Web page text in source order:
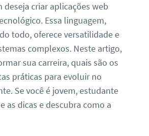
criar aplicações web
Essa linguagem,
todo, oferece versatilidade e
complexos. Neste artigo,
sua carreira, quais são os
práticas para evoluir no
Se você é jovem, estudante
as dicas e descubra como a